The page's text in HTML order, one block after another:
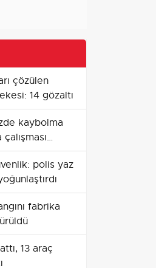
çözülen
14 gözaltı
kaybolma
polis yaz
fabrika
13 araç